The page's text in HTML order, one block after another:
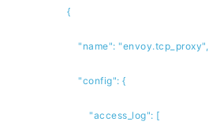
{
"name": "envoy.tcp_proxy",
"config": {
"access_log": [